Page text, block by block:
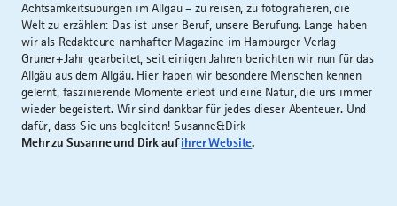
Achtsamkeitsübungen im Allgäu – zu reisen, zu fotografieren, die
Welt zu erzählen: Das ist unser Beruf, unsere Berufung. Lange haben
wir als Redakteure namhafter Magazine im Hamburger Verlag
Gruner+Jahr gearbeitet, seit einigen Jahren berichten wir nun für das
Allgäu aus dem Allgäu. Hier haben wir besondere Menschen kennen
gelernt, faszinierende Momente erlebt und eine Natur, die uns immer
wieder begeistert. Wir sind dankbar für jedes dieser Abenteuer. Und
dafür, dass Sie uns begleiten! Susanne&Dirk
Mehr zu Susanne und Dirk aufihrer Website.